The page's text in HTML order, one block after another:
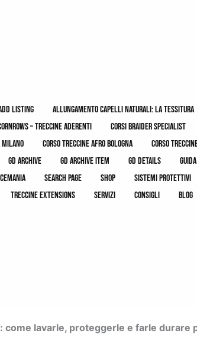
listing allungamento capelli naturali: la tessitura
– treccine aderenti corsi braider specialist
corso treccine afro bologna corso
gd archive gd archive item gd details
search page shop sistemi protettivi
treccine extensions servizi consigli blog
come lavarle, proteggerle e farle durare